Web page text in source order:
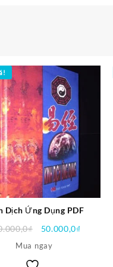
Dịch Ứng Dụng PDF
₫
Giá
50.000,0₫
Mua ngay